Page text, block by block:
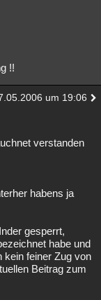
!!
um 19:06
verstanden
habens ja
gesperrt,
habe und
kein feiner Zug von
Beitrag zum